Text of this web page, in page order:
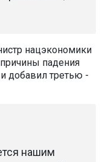
нацэкономики
падения
добавил третью -
нашим